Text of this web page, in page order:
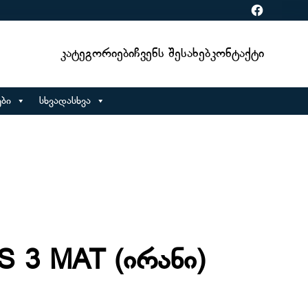
Facebook
ᲙატეგორიებიᲩვენს ᲨესახებᲙონტაქტი
სხვადასხვა
3 MAT (ირანი)